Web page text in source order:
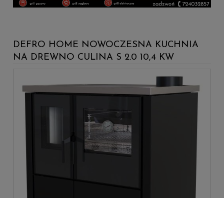
DEFRO HOME NOWOCZESNA KUCHNIA
NA DREWNO CULINA S 2.0 10,4 KW